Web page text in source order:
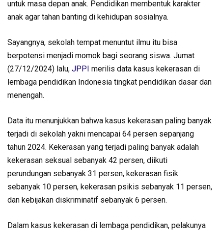
untuk masa depan anak. Pendidikan membentuk karakter
anak agar tahan banting di kehidupan sosialnya.
Sayangnya, sekolah tempat menuntut ilmu itu bisa
berpotensi menjadi momok bagi seorang siswa. Jumat
(27/12/2024) lalu, JPPI merilis data kasus kekerasan di
lembaga pendidikan Indonesia tingkat pendidikan dasar dan
menengah.
Data itu menunjukkan bahwa kasus kekerasan paling banyak
terjadi di sekolah yakni mencapai 64 persen sepanjang
tahun 2024. Kekerasan yang terjadi paling banyak adalah
kekerasan seksual sebanyak 42 persen, diikuti
perundungan sebanyak 31 persen, kekerasan fisik
sebanyak 10 persen, kekerasan psikis sebanyak 11 persen,
dan kebijakan diskriminatif sebanyak 6 persen.
Dalam kasus kekerasan di lembaga pendidikan, pelakunya